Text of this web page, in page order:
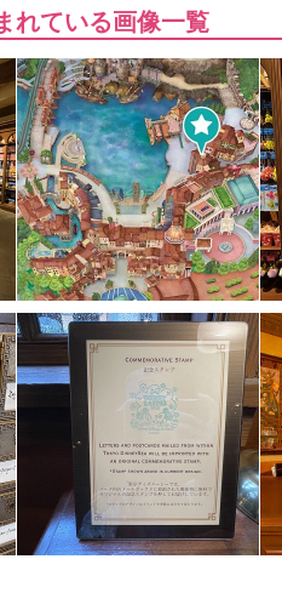
れている画像一覧